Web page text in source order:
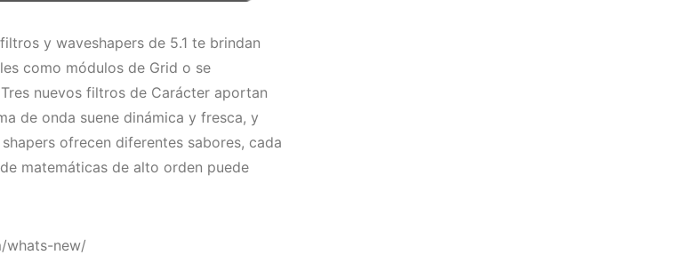
y waveshapers de 5.1 te brindan
como módulos de Grid o se
nuevos filtros de Carácter aportan
de onda suene dinámica y fresca, y
ofrecen diferentes sabores, cada
matemáticas de alto orden puede
whats-new/